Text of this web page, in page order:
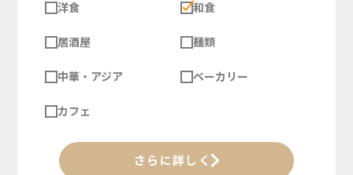
洋食
和食
居酒屋 麺類
中華・アジア ベーカリー
カフェ
さらに詳しく